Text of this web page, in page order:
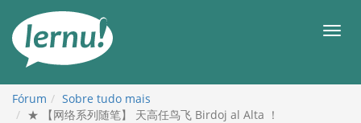
conteúdo
Fórum
Sobre tudo mais
★ 【网络系列随笔】 天高任鸟飞 Birdoj al Alta ！